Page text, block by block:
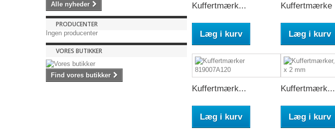
Alle nyheder
PRODUCENTER
Ingen producenter
VORES BUTIKKER
Find vores butikker
Kuffertmærk...
Læg i kurv
Kuffertmærke
Læg i kurv
Kuffertmærk...
Læg i kurv
Kuffertmærk...
Læg i kurv